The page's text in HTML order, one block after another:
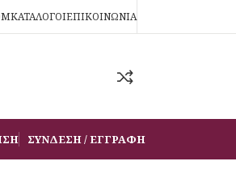
ΚΑΤΑΛΟΓΟΙΕΠΙΚΟΙΝΩΝΙΑ
ΣΎΝΔΕΣΗ / ΕΓΓΡΑΦΉ